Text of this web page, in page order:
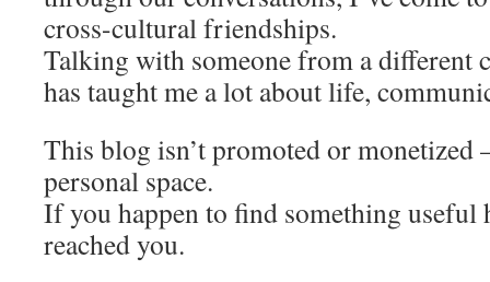
cross-cultural friendships.
Talking with someone from a different
has taught me a lot about life,
This blog isn’t promoted or
personal space.
If you happen to find something useful
reached you.